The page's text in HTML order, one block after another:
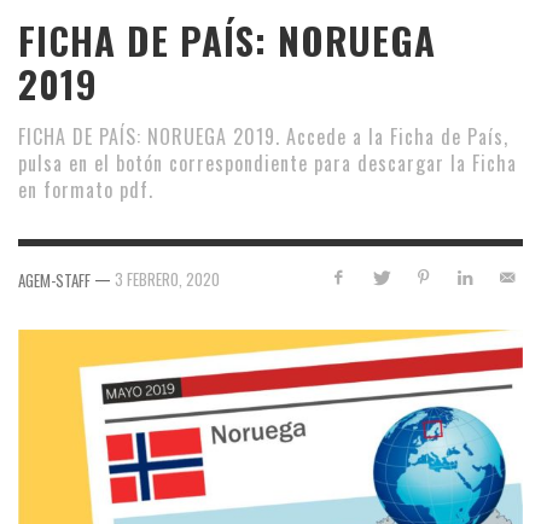
FICHA DE PAÍS: NORUEGA
2019
FICHA DE PAÍS: NORUEGA 2019. Accede a la Ficha de País,
pulsa en el botón correspondiente para descargar la Ficha
en formato pdf.
AGEM-STAFF — 3 FEBRERO, 2020